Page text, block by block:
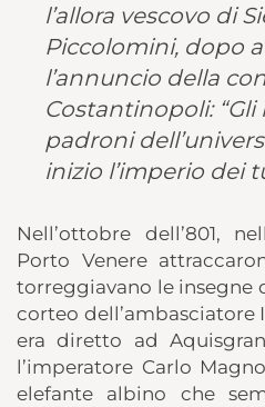
l’allora vescovo di
Piccolomini, dopo
l’annuncio della
Costantinopoli:
padroni
inizio l’imperio dei
Nell’ottobre dell’801,
Porto Venere
torreggiavano le insegne
corteo
era diretto ad
l’imperatore Carlo
elefante albino che